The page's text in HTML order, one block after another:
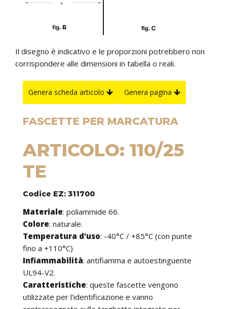
Il disegno è indicativo e le proporzioni potrebbero non
corrispondere alle dimensioni in tabella o reali.
Genera scheda articolo Genera pagina
FASCETTE PER MARCATURA
ARTICOLO: 110/25
TE
Codice EZ: 311700
Materiale: poliammide 66.
Colore: naturale.
Temperatura d'uso: -40°C / +85°C (con punte
fino a +110°C)
Infiammabilità: antifiamma e autoestinguente
UL94-V2.
Caratteristiche: queste fascette vengono
utilizzate per l'identificazione e vanno